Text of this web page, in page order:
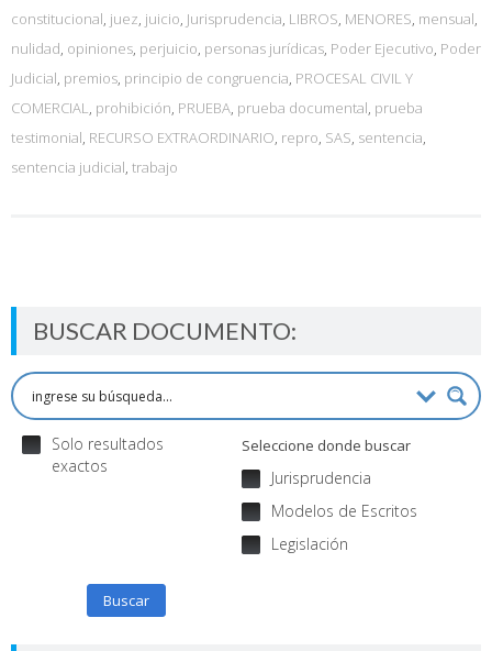
constitucional, juez, juicio, Jurisprudencia, LIBROS, MENORES, mensual,
nulidad, opiniones, perjuicio, personas jurídicas, Poder Ejecutivo, Poder
Judicial, premios, principio de congruencia, PROCESAL CIVIL Y
COMERCIAL, prohibición, PRUEBA, prueba documental, prueba
testimonial, RECURSO EXTRAORDINARIO, repro, SAS, sentencia,
sentencia judicial, trabajo
BUSCAR DOCUMENTO:
Solo resultados
exactos
Seleccione donde buscar
Jurisprudencia
Modelos de Escritos
Legislación
Buscar